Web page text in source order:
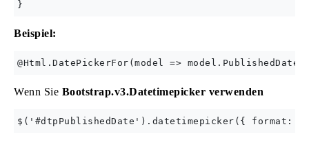
Beispiel:
Wenn Sie Bootstrap.v3.Datetimepicker verwenden